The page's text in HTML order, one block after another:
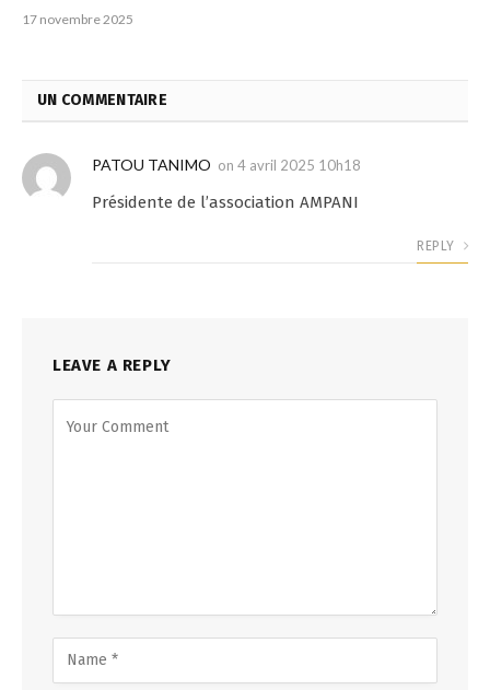
17 novembre 2025
UN COMMENTAIRE
PATOU TANIMO on 4 avril 2025 10h18
Présidente de l’association AMPANI
REPLY
LEAVE A REPLY